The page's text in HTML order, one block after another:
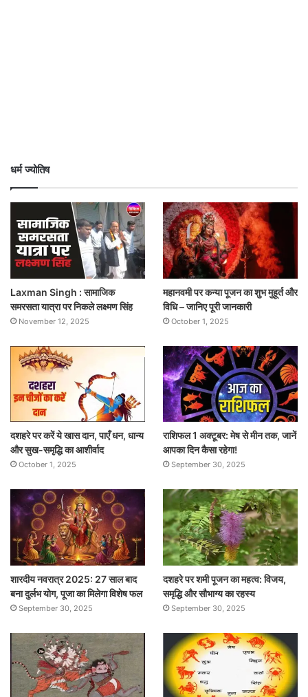
धर्म ज्योतिष
Laxman Singh : सामाजिक
समरसता यात्रा पर निकले लक्ष्मण सिंह
November 12, 2025
महानवमी पर कन्या पूजन का शुभ मुहूर्त और
विधि – जानिए पूरी जानकारी
October 1, 2025
दशहरे पर करें ये खास दान, पाएँ धन, धान्य
और सुख-समृद्धि का आशीर्वाद
October 1, 2025
राशिफल 1 अक्टूबर: मेष से मीन तक, जानें
आपका दिन कैसा रहेगा!
September 30, 2025
शारदीय नवरात्र 2025: 27 साल बाद
बना दुर्लभ योग, पूजा का मिलेगा विशेष फल
September 30, 2025
दशहरे पर शमी पूजन का महत्व: विजय,
समृद्धि और सौभाग्य का रहस्य
September 30, 2025